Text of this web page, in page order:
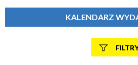
KALENDARZ